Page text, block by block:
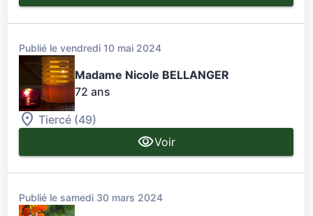
Publié le vendredi 10 mai 2024
Madame Nicole BELLANGER
72 ans
Tiercé (49)
Voir
Publié le samedi 30 mars 2024